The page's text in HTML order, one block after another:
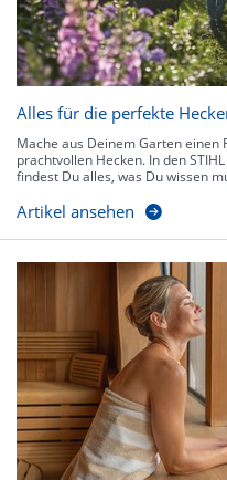
Alles für die perfekte
Mache aus Deinem Garten einen
prachtvollen Hecken. In den
findest Du alles, was Du wissen
Artikel ansehen